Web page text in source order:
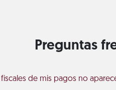
Preguntas
de mis pagos no